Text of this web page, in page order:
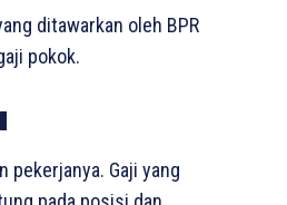
ditawarkan oleh BPR
pokok.
pekerjanya. Gaji yang